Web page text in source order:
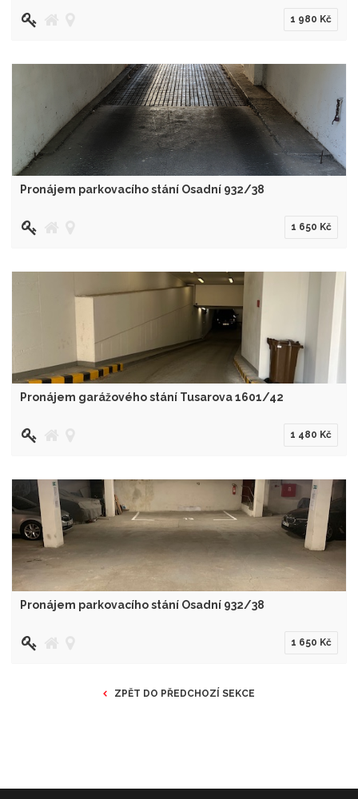
1 980 Kč
Pronájem parkovacího stání Osadní 932/38
1 650 Kč
Pronájem garážového stání Tusarova 1601/42
1 480 Kč
Pronájem parkovacího stání Osadní 932/38
1 650 Kč
ZPĚT DO PŘEDCHOZÍ SEKCE